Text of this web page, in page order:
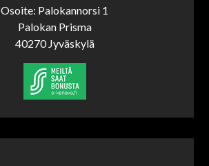
Osoite: Palokannorsi 1
Palokan Prisma
40270 Jyväskylä